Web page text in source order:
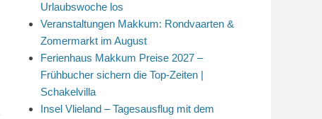
Urlaubswoche los
Veranstaltungen Makkum: Rondvaarten &
Zomermarkt im August
Ferienhaus Makkum Preise 2027 –
Frühbucher sichern die Top-Zeiten |
Schakelvilla
Insel Vlieland – Tagesausflug mit dem